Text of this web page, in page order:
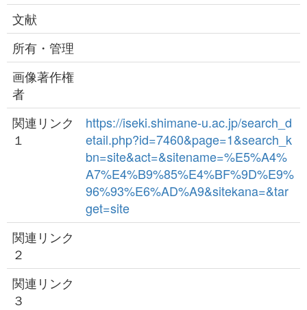
文献
所有・管理
画像著作権
者
関連リンク
１
https://iseki.shimane-u.ac.jp/search_d
etail.php?id=7460&page=1&search_k
bn=site&act=&sitename=%E5%A4%
A7%E4%B9%85%E4%BF%9D%E9%
96%93%E6%AD%A9&sitekana=&tar
get=site
関連リンク
２
関連リンク
３